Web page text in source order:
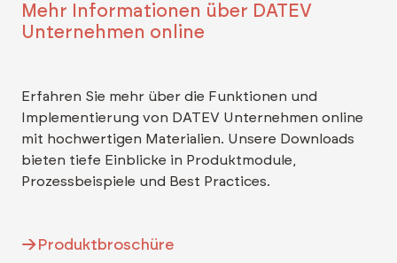
Mehr Informationen über DATEV
Unternehmen online
Erfahren Sie mehr über die Funktionen und
Implementierung von DATEV Unternehmen online
mit hochwertigen Materialien. Unsere Downloads
bieten tiefe Einblicke in Produktmodule,
Prozessbeispiele und Best Practices.
Produktbroschüre